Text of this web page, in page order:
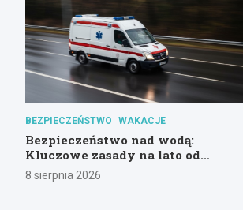
BEZPIECZEŃSTWO WAKACJE
Bezpieczeństwo nad wodą:
Kluczowe zasady na lato od
gdańskiej policji
8 sierpnia 2026